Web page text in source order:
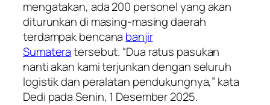
mengatakan, ada 200 personel yang akan
diturunkan di masing-masing daerah
terdampak bencana banjir
Sumateratersebut. “Dua ratus pasukan
nanti akan kami terjunkan dengan seluruh
logistik dan peralatan pendukungnya,” kata
Dedi pada Senin, 1 Desember 2025.